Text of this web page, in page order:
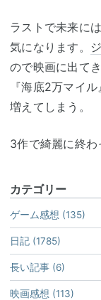
ラストで未来に
気になります。
ので映画に出て
『海底2万マイ
増えてしまう。
3作で綺麗に終わ
カテゴリー
ゲーム感想 (135)
日記 (1785)
長い記事 (6)
映画感想 (113)